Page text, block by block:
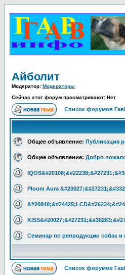
Айболит
Модератор: Модераторы
Сейчас этот форум просматривают: Нет
Список форумов
Общее объявление: Публикация
Общее объявление: Добро
Ploom Aura
Семинар по репродукции собак и
Список форумов